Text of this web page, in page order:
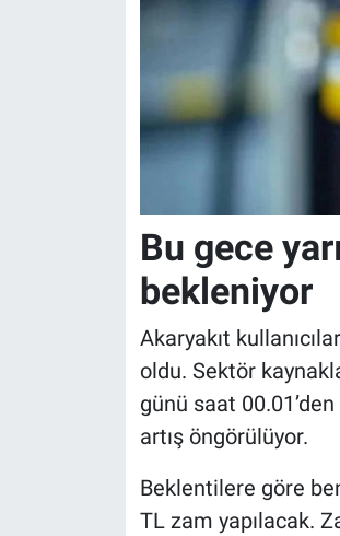
Bu gece
bekleniyor
Akaryakıt
oldu. Sektör
günü saat
artış öngörülüyor.
Beklentilere göre
TL zam yapılacak.